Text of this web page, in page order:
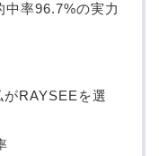
中率96.7%の実力
RAYSEEを選